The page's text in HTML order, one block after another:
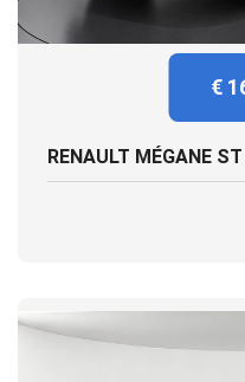
€
RENAULT MÉGANE